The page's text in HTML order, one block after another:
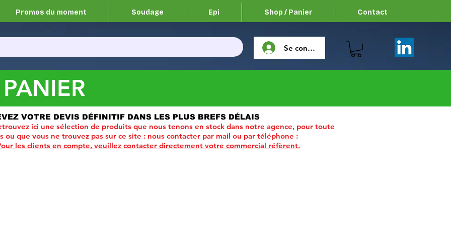
Promos du moment Soudage Epi Shop / Panier Contact
Se connecter
VOTRE DEVIS DÉFINITIF DANS LES PLUS BREFS DÉLAIS
ici une sélection de produits que nous tenons en stock dans notre agence, pour toute
que vous ne trouvez pas sur ce site : nous contacter par mail ou par téléphone :
les clients en compte, veuillez contacter directement votre commercial réfèrent.